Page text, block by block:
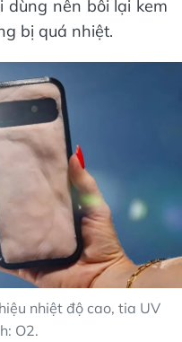
dùng nên bôi lại kem
bị quá nhiệt.
nhiệt độ cao, tia UV
O2.